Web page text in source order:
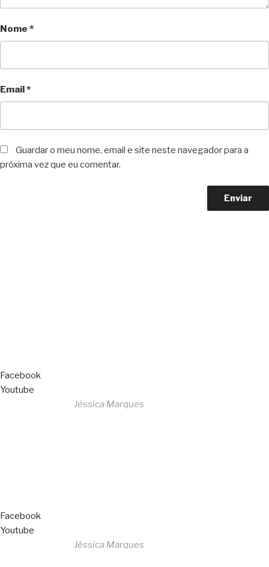
Nome *
Email*
Guardar o meu nome, email e site neste navegador para a
próxima vez que eu comentar.
Facebook
Youtube
Jéssica Marques
Facebook
Youtube
Jéssica Marques